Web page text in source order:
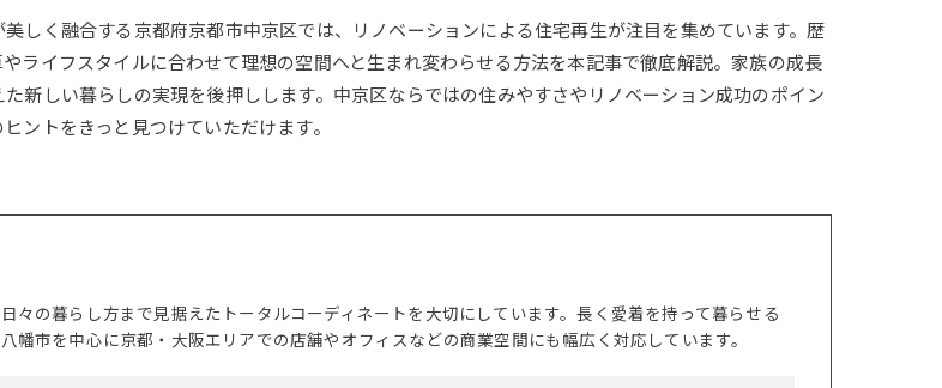
しく融合する京都府京都市中京区では、リノベーションによる住宅再生が注目を集めています。歴
ライフスタイルに合わせて理想の空間へと生まれ変わらせる方法を本記事で徹底解説。家族の成長
新しい暮らしの実現を後押しします。中京区ならではの住みやすさやリノベーション成功のポイン
ントをきっと見つけていただけます。
々の暮らし方まで見据えたトータルコーディネートを大切にしています。長く愛着を持って暮らせる
幡市を中心に京都・大阪エリアでの店舗やオフィスなどの商業空間にも幅広く対応しています。